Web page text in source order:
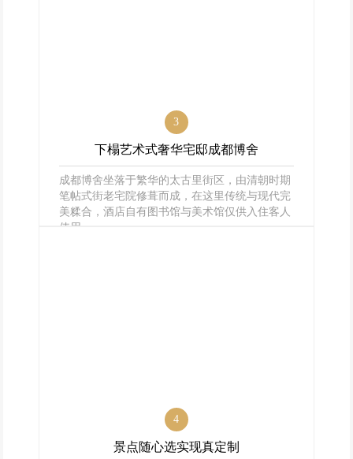
3
下榻艺术式奢华宅邸成都博舍
成都博舍坐落于繁华的太古里街区，由清朝时期
笔帖式街老宅院修葺而成，在这里传统与现代完
美糅合，酒店自有图书馆与美术馆仅供入住客人
使用。
4
景点随心选实现真定制